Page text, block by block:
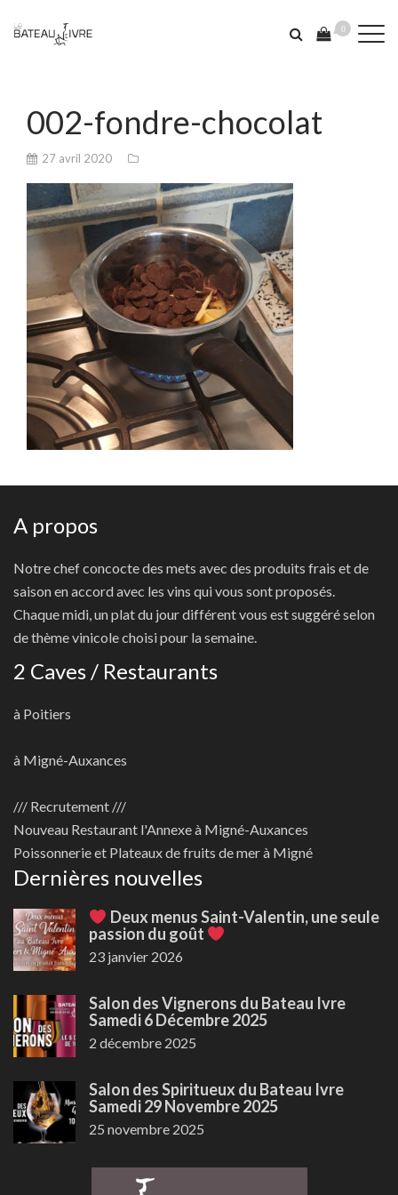
0
002-fondre-chocolat
27 avril 2020
A propos
Notre chef concocte des mets avec des produits frais et de
saison en accord avec les vins qui vous sont proposés.
Chaque midi, un plat du jour différent vous est suggéré selon
de thème vinicole choisi pour la semaine.
2 Caves / Restaurants
à Poitiers
à Migné-Auxances
/// Recrutement ///
Nouveau Restaurant l'Annexe à Migné-Auxances
Poissonnerie et Plateaux de fruits de mer à Migné
Dernières nouvelles
Deux menus Saint-Valentin, une seule
passion du goût
23 janvier 2026
Salon des Vignerons du Bateau Ivre
Samedi 6 Décembre 2025
2 décembre 2025
Salon des Spiritueux du Bateau Ivre
Samedi 29 Novembre 2025
25 novembre 2025